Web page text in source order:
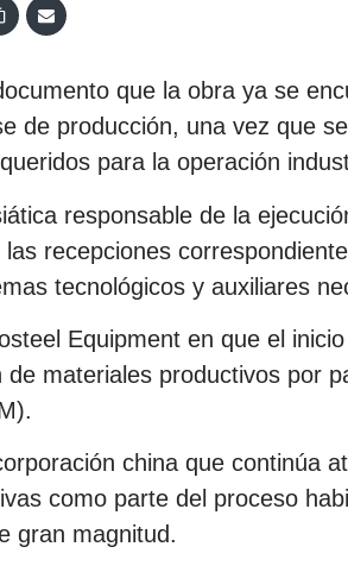
que la obra ya se
de producción, una vez que
para la operación
responsable de la
recepciones
tecnológicos y auxiliares
Equipment en que el
de materiales productivos por
china que continúa
como parte del proceso
gran magnitud.